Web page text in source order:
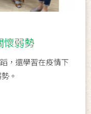
懷弱勢
，還學習在疫情下
。